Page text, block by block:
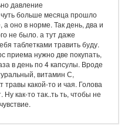
давление
больше месяца прошло
оно в норме. Так день, два и
не было. а тут даже
таблетками травить буду.
приема нужно две покупать,
в день по 4 капсулы. Вроде
витамин С,
травы какой-то и чая. Голова
как-то так..ть ть, чтобы не